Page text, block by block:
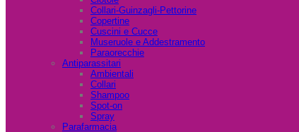
Collari-Guinzagli-Pettorine
Copertine
Cuscini e Cucce
Museruole e Addestramento
Paraorecchie
Antiparassitari
Ambientali
Collari
Shampoo
Spot-on
Spray
Parafarmacia